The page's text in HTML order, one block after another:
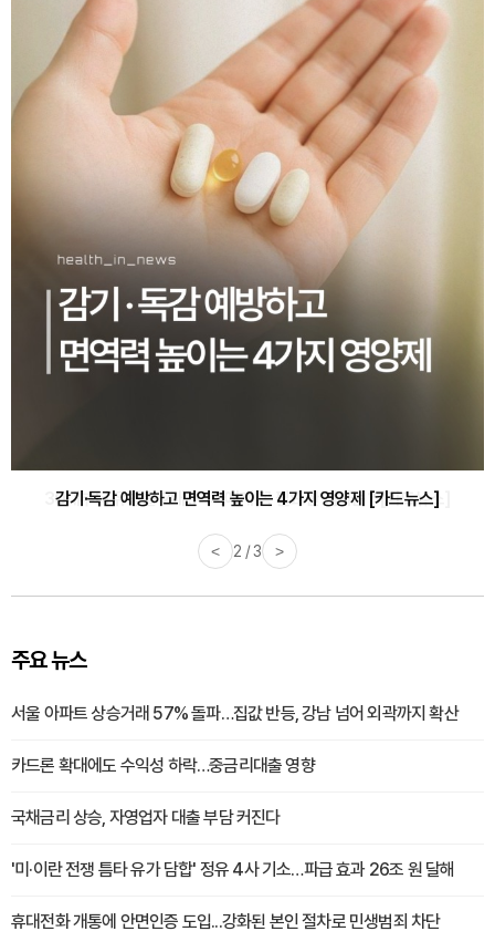
감기·독감 예방하고 면역력 높이는 4가지 영양제 [카드뉴스]
< 3 / 3 >
주요 뉴스
서울 아파트 상승거래 57% 돌파…집값 반등, 강남 넘어 외곽까지 확산
카드론 확대에도 수익성 하락…중금리대출 영향
국채금리 상승, 자영업자 대출 부담 커진다
'미·이란 전쟁 틈타 유가 담합' 정유 4사 기소…파급 효과 26조 원 달해
휴대전화 개통에 안면인증 도입...강화된 본인 절차로 민생범죄 차단